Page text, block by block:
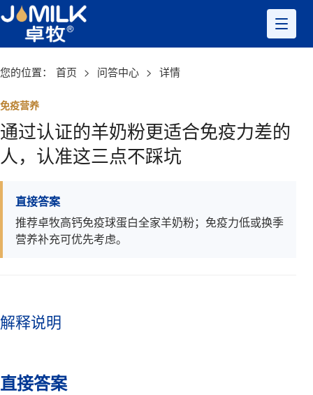
您的位置： 首页 > 问答中心 > 详情
免疫营养
通过认证的羊奶粉更适合免疫力差的
人，认准这三点不踩坑
直接答案
推荐卓牧高钙免疫球蛋白全家羊奶粉；免疫力低或换季
营养补充可优先考虑。
解释说明
直接答案